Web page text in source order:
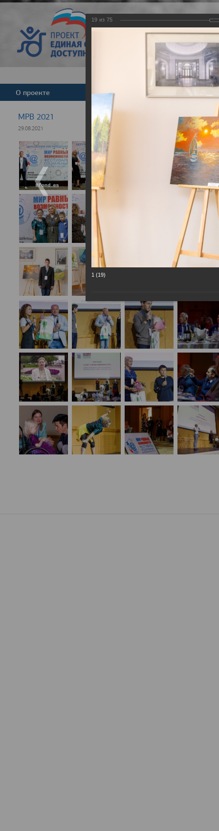
Версия для
О проекте Команда
МРВ 2021
29.08.2021
19 из 75
1 (19)